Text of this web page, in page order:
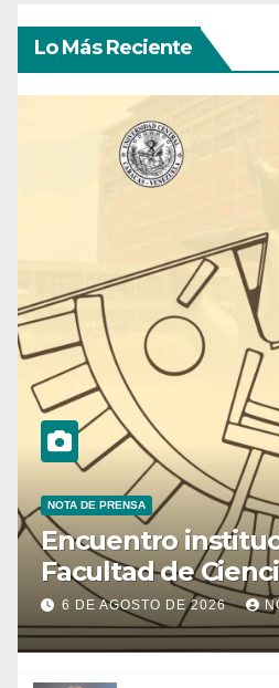
Lo Más Reciente
NOTA DE PRENSA
Encuentro
Facultad de
Ministerio de
Tecnología
6 DE AGOSTO DE 2026